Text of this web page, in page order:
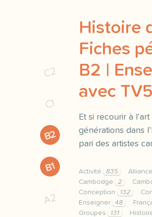
C2
C1
B2
B1
A2
Histoire
Fiches
B2 |
avec
Et si recourir à
générations dans
pari des artistes
Activité 835 Alliance
Cambodge
2
Conception
132
Enseigner
48
Groupes
131